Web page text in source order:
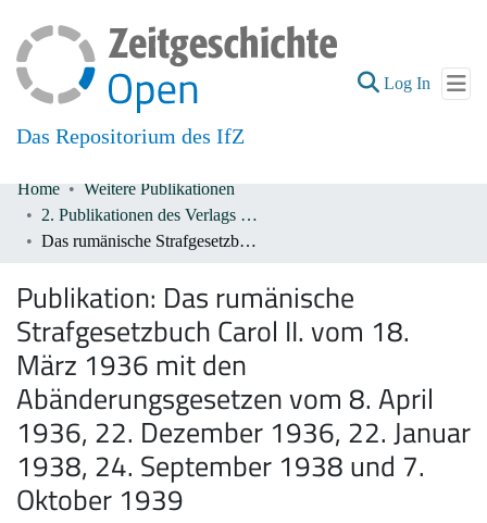
Das Repositorium des IfZ
Log In (current)
Communities & Collections
All of DSpace
Home
Weitere Publikationen
2. Publikationen des Verlags De Gruyter 1933-1945
Das rumänische Strafgesetzbuch Carol II. vom 18. März 1936 mit den Abänderungsgesetzen vom 8. April 1936, 22. Dezember 1936, 22. Januar 1938, 24. September 1938 und 7. Oktober 1939
Publikation: Das rumänische
Strafgesetzbuch Carol II. vom 18.
März 1936 mit den
Abänderungsgesetzen vom 8. April
1936, 22. Dezember 1936, 22. Januar
1938, 24. September 1938 und 7.
Oktober 1939